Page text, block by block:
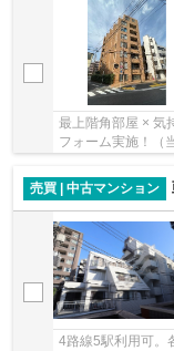
最上階角部屋 × 気
フォーム実施！（
売買 | 中古マンション
4路線5駅利用可。